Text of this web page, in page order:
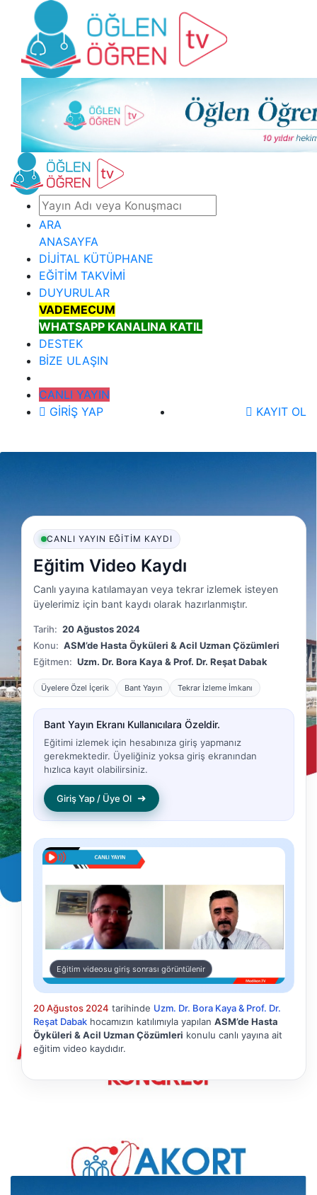
ARA
ANASAYFA
DİJİTAL KÜTÜPHANE
EĞİTİM TAKVİMİ
DUYURULAR
VADEMECUM
WHATSAPP KANALINA KATIL
DESTEK
BİZE ULAŞIN
CANLI YAYIN
GİRİŞ YAP
KAYIT OL
CANLI YAYIN EĞITIM KAYDI
Eğitim Video Kaydı
Canlı yayına katılamayan veya tekrar izlemek isteyen
üyelerimiz için bant kaydı olarak hazırlanmıştır.
Tarih: 20 Ağustos 2024
Konu: ASM’de Hasta Öyküleri & Acil Uzman Çözümleri
Eğitmen: Uzm. Dr. Bora Kaya & Prof. Dr. Reşat Dabak
Üyelere Özel İçerik Bant Yayın Tekrar İzleme İmkanı
Bant Yayın Ekranı Kullanıcılara Özeldir.
Eğitimi izlemek için hesabınıza giriş yapmanız
gerekmektedir. Üyeliğiniz yoksa giriş ekranından
hızlıca kayıt olabilirsiniz.
Giriş Yap / Üye Ol ➜
Eğitim videosu giriş sonrası görüntülenir
20 Ağustos 2024 tarihinde Uzm. Dr. Bora Kaya & Prof. Dr.
Reşat Dabak hocamızın katılımıyla yapılan ASM’de Hasta
Öyküleri & Acil Uzman Çözümleri konulu canlı yayına ait
eğitim video kaydıdır.